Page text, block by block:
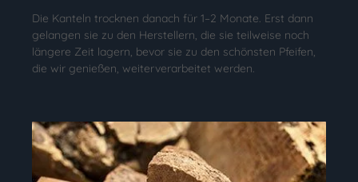
Die Kanteln trocknen danach für 1–2 Monate. Erst dann
gelangen sie zu den Herstellern, die sie teilweise noch
längere Zeit lagern, bevor sie zu den schönsten Pfeifen,
die wir genießen, weiterverarbeitet werden.